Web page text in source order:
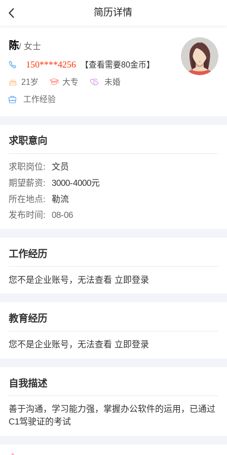
简历详情
陈/ 女士
150****4256 【查看需要80金币】
21岁 大专 未婚
工作经验
求职意向
求职岗位:
文员
期望薪资:
3000-4000元
所在地点:
勒流
发布时间:
08-06
工作经历
您不是企业账号，无法查看 立即登录
教育经历
您不是企业账号，无法查看 立即登录
自我描述
善于沟通，学习能力强，掌握办公软件的运用，已通过
C1驾驶证的考试